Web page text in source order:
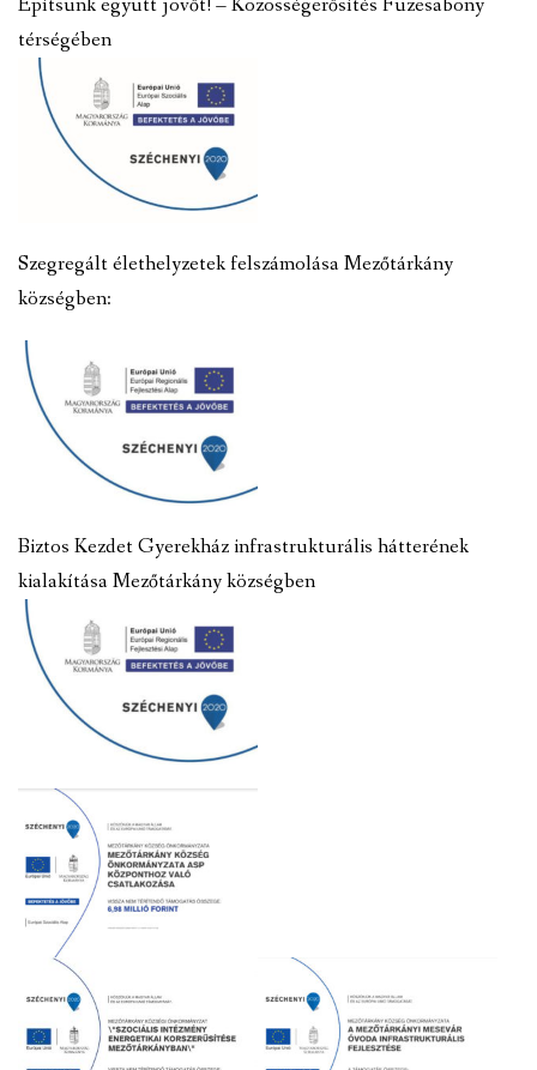
Építsünk együtt jövőt! – Közösségerősítés Füzesabony
térségében
Szegregált élethelyzetek felszámolása Mezőtárkány
községben:
Biztos Kezdet Gyerekház infrastrukturális hátterének
kialakítása Mezőtárkány községben